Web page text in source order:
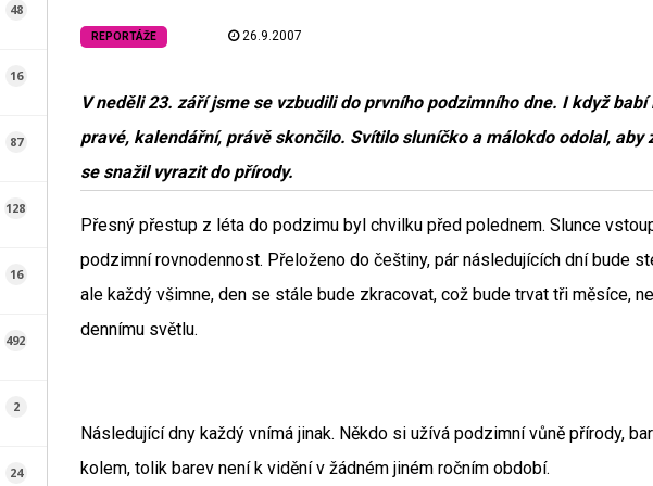
48
16
87
128
16
492
2
24
REPORTÁŽE 26.9.2007
V neděli 23. září jsme se vzbudili do prvního podzimního dne. I když
pravé, kalendářní, právě skončilo. Svítilo sluníčko a málokdo odolal, aby
se snažil vyrazit do přírody.
Přesný přestup z léta do podzimu byl chvilku před polednem. Slunce
podzimní rovnodennost. Přeloženo do češtiny, pár následujících dní bude
ale každý všimne, den se stále bude zkracovat, což bude trvat tři měsíce,
dennímu světlu.
Následující dny každý vnímá jinak. Někdo si užívá podzimní vůně přírody,
kolem, tolik barev není k vidění v žádném jiném ročním období.